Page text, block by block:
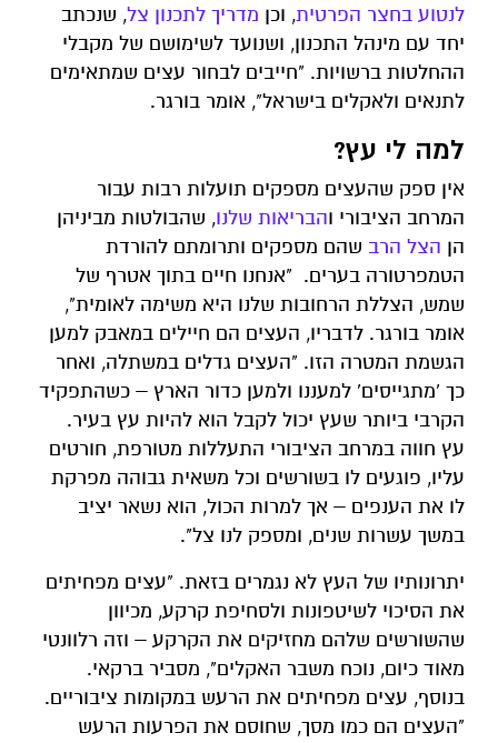
לנטוע בחצר הפרטית, וכן מדריך לתכנון צל, שנכתב
יחד עם מינהל התכנון, ושנועד לשימושם של מקבלי
ההחלטות ברשויות. "חייבים לבחור עצים שמתאימים
לתנאים ולאקלים בישראל", אומר בורגר.
למה לי עץ?
אין ספק שהעצים מספקים תועלות רבות עבור
המרחב הציבורי והבריאות שלנו, שהבולטות מביניהן
הן הצל הרב שהם מספקים ותרומתם להורדת
הטמפרטורה בערים. "אנחנו חיים בתוך אטרף של
שמש, הצללת הרחובות שלנו היא משימה לאומית",
אומר בורגר. לדבריו, העצים הם חיילים במאבק למען
הגשמת המטרה הזו. "העצים גדלים במשתלה, ואחר
כך 'מתגייסים' למעננו ולמען כדור הארץ – כשהתפקיד
הקרבי ביותר שעץ יכול לקבל הוא להיות עץ בעיר.
עץ חווה במרחב הציבורי התעללות מטורפת, חורטים
עליו, פוגעים לו בשורשים וכל משאית גבוהה מפרקת
לו את הענפים – אך למרות הכול, הוא נשאר יציב
במשך עשרות שנים, ומספק לנו צל".
יתרונותיו של העץ לא נגמרים בזאת. "עצים מפחיתים
את הסיכוי לשיטפונות ולסחיפת קרקע, מכיוון
שהשורשים שלהם מחזיקים את הקרקע – וזה רלוונטי
מאוד כיום, נוכח משבר האקלים", מסביר ברקאי.
בנוסף, עצים מפחיתים את הרעש במקומות ציבוריים.
"העצים הם כמו מסך, שחוסם את הפרעות הרעש